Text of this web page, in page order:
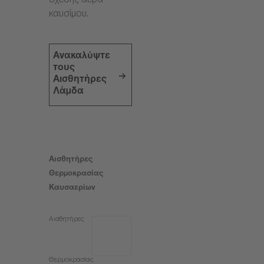
καυσίμου.
Ανακαλύψτε
τους
Αισθητήρες
Λάμδα
Αισθητήρες
Θερμοκρασίας
Καυσαερίων
Αισθητήρες
Θερμοκρασίας